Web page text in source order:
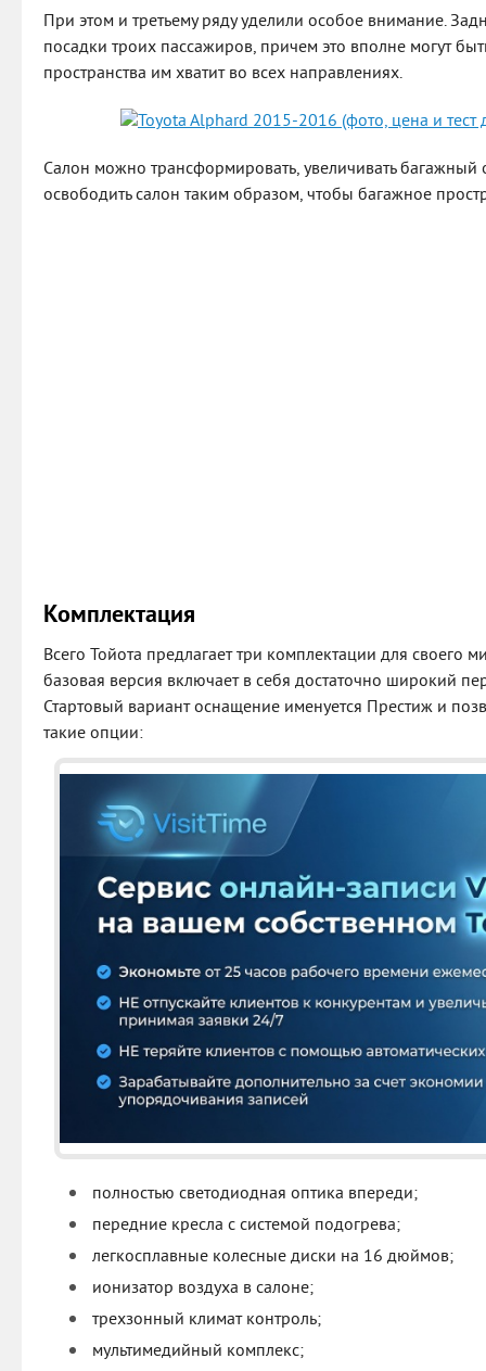
При этом и третьему ряду уделили особое внимание.
посадки троих пассажиров, причем это вполне могут
пространства им хватит во всех направлениях.
Салон можно трансформировать, увеличивать
освободить салон таким образом, чтобы багажное
Комплектация
Всего Тойота предлагает три комплектации для своего
базовая версия включает в себя достаточно широкий
Стартовый вариант оснащение именуется Престиж и
такие опции:
полностью светодиодная оптика впереди;
передние кресла с системой подогрева;
легкосплавные колесные диски на 16 дюймов;
ионизатор воздуха в салоне;
трехзонный климат контроль;
мультимедийный комплекс;